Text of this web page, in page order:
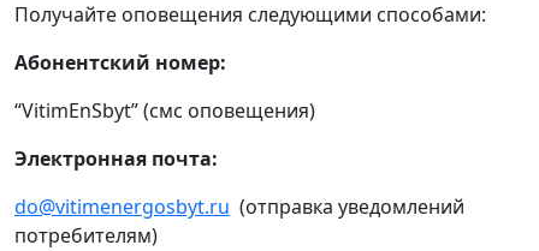
Получайте оповещения следующими способами:
Абонентский номер:
“VitimEnSbyt” (смс оповещения)
Электронная почта:
do@vitimenergosbyt.ru (отправка уведомлений
потребителям)